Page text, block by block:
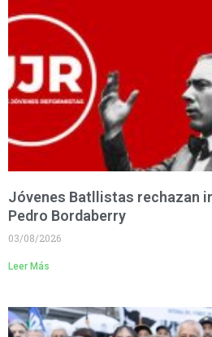
Jóvenes Batllistas rechazan
Pedro Bordaberry
03/08/2026
Leer Más